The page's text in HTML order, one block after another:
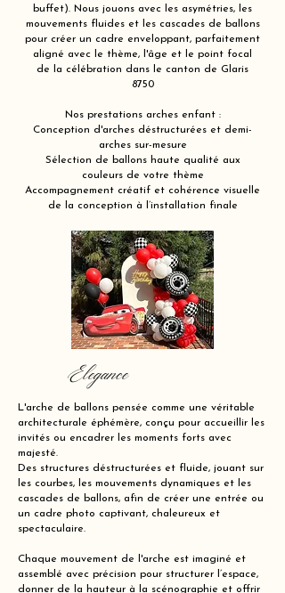
buffet). Nous jouons avec les asymétries, les
mouvements fluides et les cascades de ballons
pour créer un cadre enveloppant, parfaitement
aligné avec le thème, l'âge et le point focal
de la célébration dans le canton de Glaris
8750
Nos prestations arches enfant :
Conception d'arches déstructurées et demi-
arches sur-mesure
Sélection de ballons haute qualité aux
couleurs de votre thème
Accompagnement créatif et cohérence visuelle
de la conception à l’installation finale
Elegance
L'arche de ballons pensée comme une véritable
architecturale éphémère, conçu pour accueillir les
invités ou encadrer les moments forts avec
majesté.
Des structures déstructurées et fluide, jouant sur
les courbes, les mouvements dynamiques et les
cascades de ballons, afin de créer une entrée ou
un cadre photo captivant, chaleureux et
spectaculaire.
Chaque mouvement de l'arche est imaginé et
assemblé avec précision pour structurer l’espace,
donner de la hauteur à la scénographie et offrir